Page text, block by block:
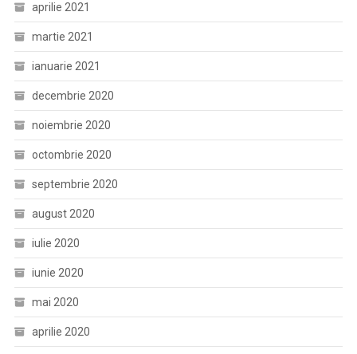
aprilie 2021
martie 2021
ianuarie 2021
decembrie 2020
noiembrie 2020
octombrie 2020
septembrie 2020
august 2020
iulie 2020
iunie 2020
mai 2020
aprilie 2020